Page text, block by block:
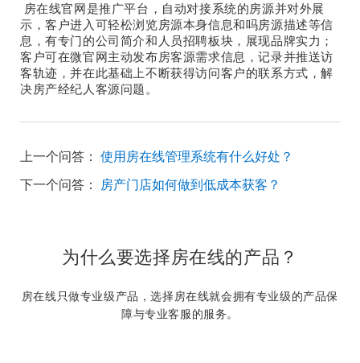
房在线官网是推广平台，自动对接系统的房源并对外展
示，客户进入可轻松浏览房源本身信息和吗房源描述等信
息，有专门的公司简介和人员招聘板块，展现品牌实力；
客户可在微官网主动发布房客源需求信息，记录并推送访
客轨迹，并在此基础上不断获得访问客户的联系方式，解
决房产经纪人客源问题。
上一个问答： 使用房在线管理系统有什么好处？
下一个问答： 房产门店如何做到低成本获客？
为什么要选择房在线的产品？
房在线只做专业级产品，选择房在线就会拥有专业级的产品保
障与专业客服的服务。